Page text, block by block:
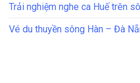
Trải nghiệm nghe ca Huế trên
Vé du thuyền sông Hàn – Đà